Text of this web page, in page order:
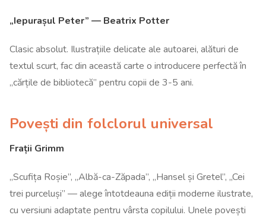
„Iepurașul Peter” — Beatrix Potter
Clasic absolut. Ilustrațiile delicate ale autoarei, alături de
textul scurt, fac din această carte o introducere perfectă în
„cărțile de bibliotecă” pentru copii de 3-5 ani.
Povești din folclorul universal
Frații Grimm
„Scufița Roșie”, „Albă-ca-Zăpada”, „Hansel și Gretel”, „Cei
trei purceluși” — alege întotdeauna ediții moderne ilustrate,
cu versiuni adaptate pentru vârsta copilului. Unele povești